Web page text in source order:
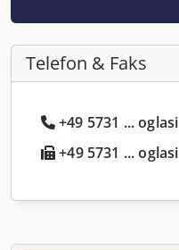
Telefon & Faks
+49 5731 ... oglasi
+49 5731 ... oglasi